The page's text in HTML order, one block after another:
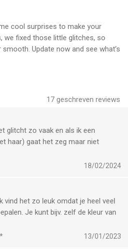
cool surprises to make your
we fixed those little glitches, so
Update now and see what’s
17 geschreven reviews
glitcht zo vaak en als ik een
haar) gaat het zeg maar niet
18/02/2024
vind het zo leuk omdat je heel veel
Je kunt bijv. zelf de kleur van
knippen.
het spel begonnen, ik heb nog maar
13/01/2023